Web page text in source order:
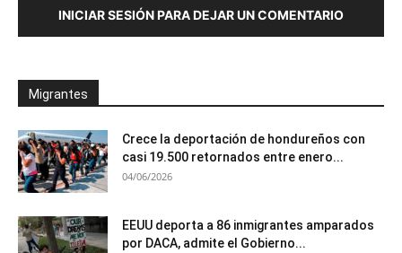
INICIAR SESIÓN PARA DEJAR UN COMENTARIO
Migrantes
Crece la deportación de hondureños con
casi 19.500 retornados entre enero...
04/06/2026
EEUU deporta a 86 inmigrantes amparados
por DACA, admite el Gobierno...